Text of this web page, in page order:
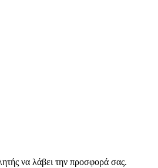
να λάβει την προσφορά σας.